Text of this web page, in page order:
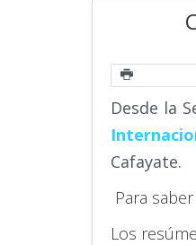
Desde la
Cafayate.
Para
Los